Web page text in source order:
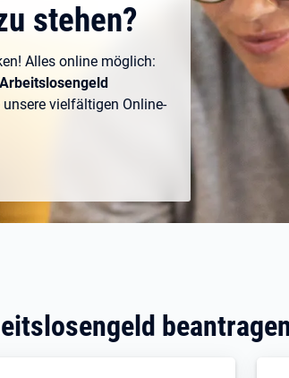
stehen?
Alles online möglich:
unsere vielfältigen Online-